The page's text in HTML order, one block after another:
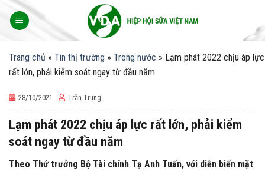
Trang chủ » Tin thị trường » Trong nước » Lạm phát 2022 chịu áp lực
rất lớn, phải kiểm soát ngay từ đầu năm
28/10/2021 Trần Trung
Lạm phát 2022 chịu áp lực rất lớn, phải kiểm
soát ngay từ đầu năm
Theo Thứ trưởng Bộ Tài chính Tạ Anh Tuấn, với diễn biến mặt